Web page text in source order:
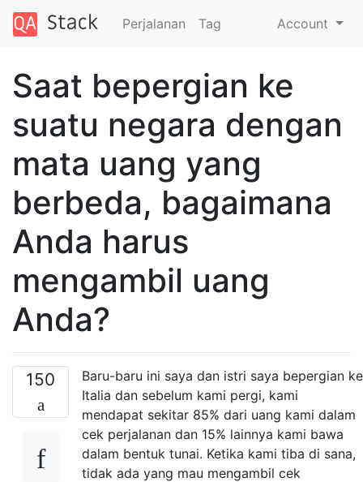
Perjalanan Tag Account
Saat bepergian ke
suatu negara dengan
mata uang yang
berbeda, bagaimana
Anda harus
mengambil uang
Anda?
150
Baru-baru ini saya dan istri saya bepergian ke
Italia dan sebelum kami pergi, kami
mendapat sekitar 85% dari uang kami dalam
cek perjalanan dan 15% lainnya kami bawa
dalam bentuk tunai. Ketika kami tiba di sana,
tidak ada yang mau mengambil cek